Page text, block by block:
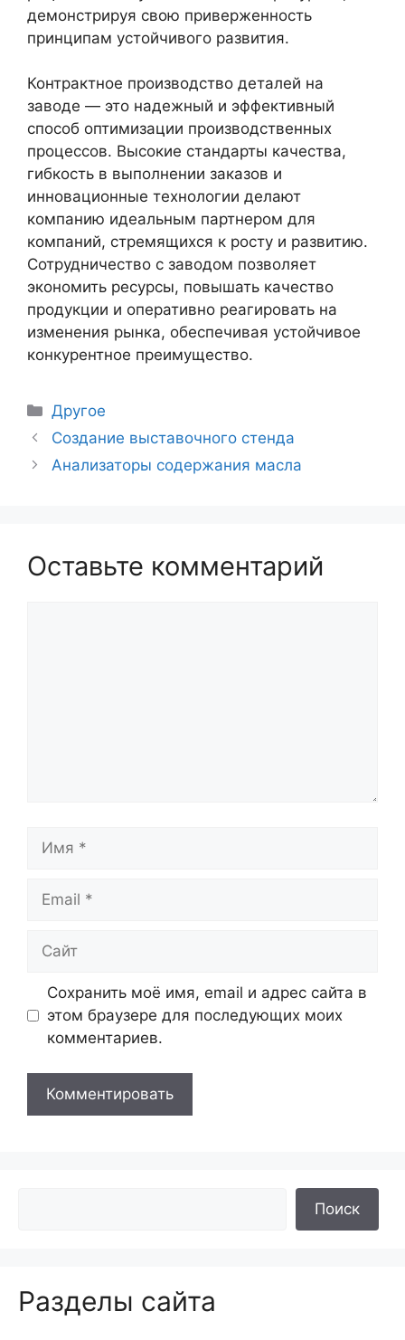
демонстрируя свою приверженность
принципам устойчивого развития.
Контрактное производство деталей на
заводе — это надежный и эффективный
способ оптимизации производственных
процессов. Высокие стандарты качества,
гибкость в выполнении заказов и
инновационные технологии делают
компанию идеальным партнером для
компаний, стремящихся к росту и развитию.
Сотрудничество с заводом позволяет
экономить ресурсы, повышать качество
продукции и оперативно реагировать на
изменения рынка, обеспечивая устойчивое
конкурентное преимущество.
Рубрики
Другое
Навигация
записи
Создание выставочного стенда
Анализаторы содержания масла
Оставьте комментарий
Имя
Email
Сайт
Сохранить моё имя, email и адрес сайта в
этом браузере для последующих моих
комментариев.
Поиск
Разделы сайта